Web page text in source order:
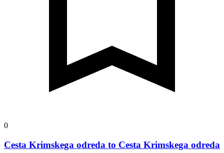
0
Cesta Krimskega odreda to Cesta Krimskega odreda